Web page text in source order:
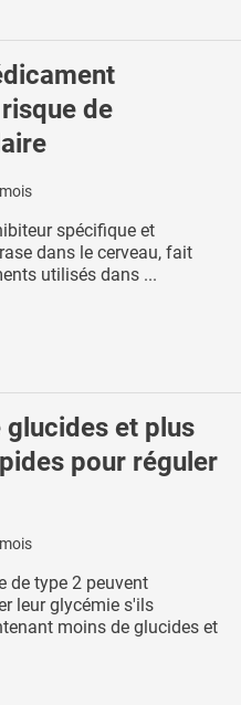
de
spécifique et
dans le cerveau, fait
utilisés dans ...
glucides et plus
pour réguler
de type 2 peuvent
leur glycémie s'ils
moins de glucides et